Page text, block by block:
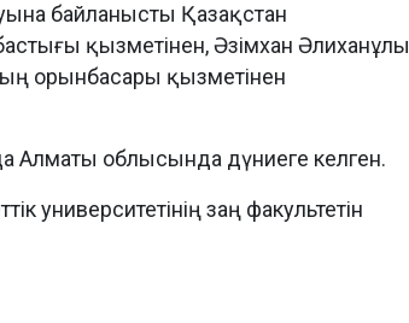
байланысты Қазақстан
қызметінен, Әзімхан Әлиханұлы
орынбасары қызметінен
облысында дүниеге келген.
университетінің заң факультетін